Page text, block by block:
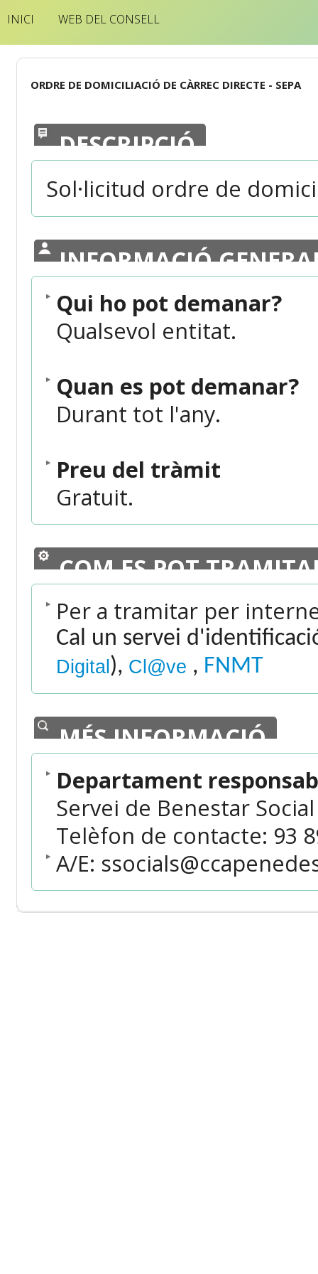
INICI WEB DEL CONSELL
ORDRE DE DOMICILIACIÓ DE CÀRREC DIRECTE - SEPA
DESCRIPCIÓ
Sol·licitud ordre de
INFORMACIÓ
Qui ho pot demanar?
Qualsevol entitat.
Quan es pot demanar?
Durant tot l'any.
Preu del tràmit
Gratuit.
COM ES POT
Per a tramitar per
Cal un servei
Digital), Cl@ve , FNMT
MÉS INFORMACIÓ
Departament
Servei de Benestar Social
Telèfon de contacte: 93
A/E: